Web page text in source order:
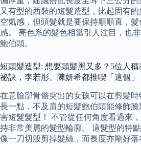
又有型的西裝的短髮造型，比起固有
空氣感，但頭髮就是要保持順順直，
感。 亮色系的髮色相當引人注目，也
鮑伯頭。
短頭髮造型: 想要頭髮黑又多？5位人
祕訣，李若彤、陳妍希都推喫「這個」
在意臉部骨骼突出的女孩可以在剪髮
長一點，不及肩的短髮鮑伯頭能修飾
害短髮髮型！ 不管從任何角度看過來
持非常美麗的髮型輪廓。 這髮型的特
像一刀切般剪掉髮絲，而長度亦剛好